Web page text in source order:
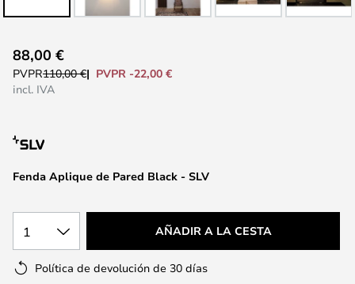
al
comienzo
galería
imágenes
Fenda Aplique de Pared Black - SLV
88,00 €
PVPR110,00 €
PVPR -22,00 €
incl. IVA
1 AÑADIR A LA CESTA
Política de devolución de 30 días